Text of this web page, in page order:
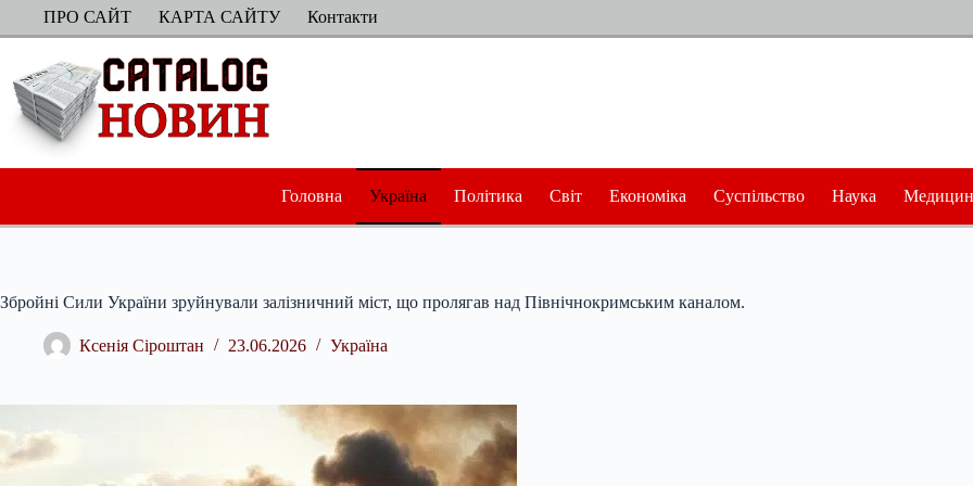
ПерейтиПРО САЙТ КАРТА САЙТУ Контакти
Головна Україна Політика Світ Економіка Суспільство Наука
Збройні Сили України зруйнували залізничний міст, що пролягав над Північнокримським каналом.
Ксенія Сіроштан 23.06.2026 Україна